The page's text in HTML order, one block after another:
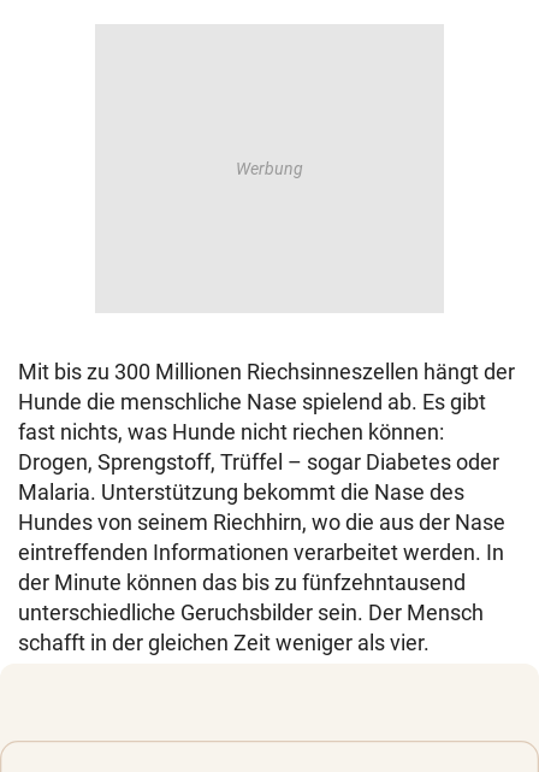
Mit bis zu 300 Millionen Riechsinneszellen hängt der
Hunde die menschliche Nase spielend ab. Es gibt
fast nichts, was Hunde nicht riechen können:
Drogen, Sprengstoff, Trüffel – sogar Diabetes oder
Malaria. Unterstützung bekommt die Nase des
Hundes von seinem Riechhirn, wo die aus der Nase
eintreffenden Informationen verarbeitet werden. In
der Minute können das bis zu fünfzehntausend
unterschiedliche Geruchsbilder sein. Der Mensch
schafft in der gleichen Zeit weniger als vier.